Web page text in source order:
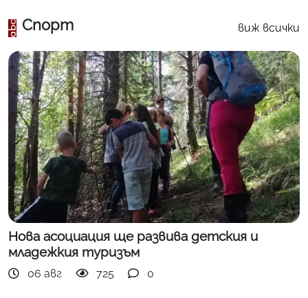
Спорт виж всички
Нова асоциация ще развива детския и
младежкия туризъм
06 авг 725 0